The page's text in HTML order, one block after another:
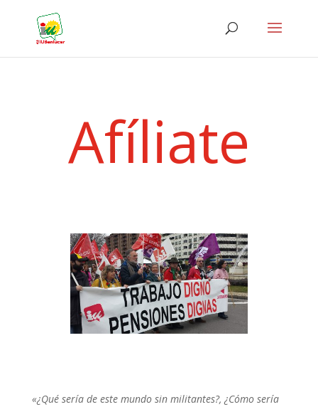
Afíliate
«¿Qué sería de este mundo sin militantes?, ¿Cómo sería